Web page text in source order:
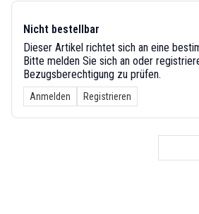
Nicht bestellbar
Dieser Artikel richtet sich an eine
Bitte melden Sie sich an oder
Bezugsberechtigung zu prüfen.
Anmelden Registrieren